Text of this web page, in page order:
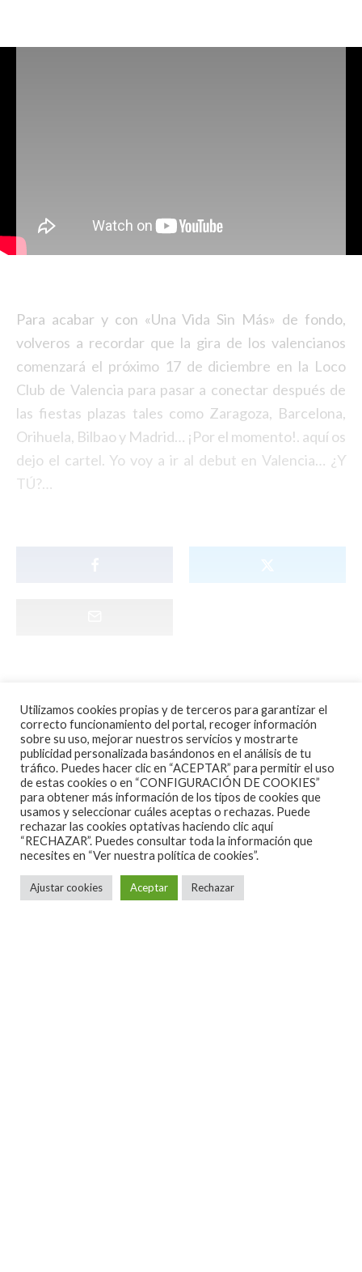
Para acabar y con «Una Vida Sin Más» de fondo,
volveros a recordar que la gira de los valencianos
comenzará el próximo 17 de diciembre en la Loco
Club de Valencia para pasar a conectar después de
las fiestas plazas tales como Zaragoza, Barcelona,
Orihuela, Bilbao y Madrid… ¡Por el momento!. aquí os
dejo el cartel. Yo voy a ir al debut en Valencia… ¿Y
TÚ?…
Utilizamos cookies propias y de terceros para garantizar el
correcto funcionamiento del portal, recoger información
sobre su uso, mejorar nuestros servicios y mostrarte
publicidad personalizada basándonos en el análisis de tu
tráfico. Puedes hacer clic en “ACEPTAR” para permitir el uso
de estas cookies o en “CONFIGURACIÓN DE COOKIES”
para obtener más información de los tipos de cookies que
usamos y seleccionar cuáles aceptas o rechazas. Puede
rechazar las cookies optativas haciendo clic aquí
“RECHAZAR”. Puedes consultar toda la información que
necesites en “Ver nuestra política de cookies”.
Ajustar cookies Aceptar Rechazar